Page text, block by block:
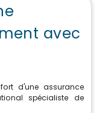
avec
d'une assurance
spécialiste de